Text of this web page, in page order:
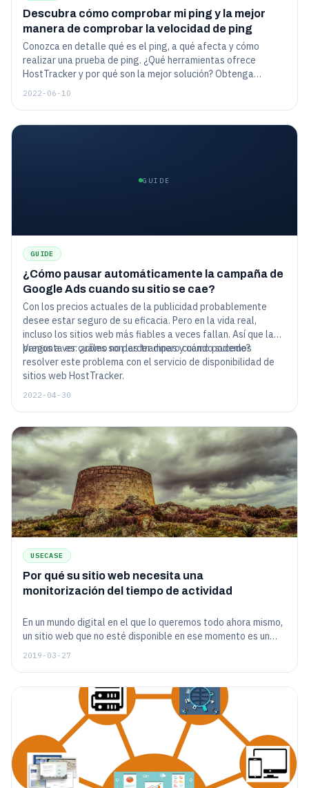
Descubra cómo comprobar mi ping y la mejor
manera de comprobar la velocidad de ping
Conozca en detalle qué es el ping, a qué afecta y cómo
realizar una prueba de ping. ¿Qué herramientas ofrece
HostTracker y por qué son la mejor solución? Obtenga
instrucciones detalladas sobre cómo configurar IP ping tet o
2022-06-10
GUIDE
GUIDE
¿Cómo pausar automáticamente la campaña de
Google Ads cuando su sitio se cae?
Con los precios actuales de la publicidad probablemente
desee estar seguro de su eficacia. Pero en la vida real,
incluso los sitios web más fiables a veces fallan. Así que la
pregunta es: ¿cómo no perder dinero cuando sucede?
Vamos a ver cuáles son las trampas y cómo podemos
resolver este problema con el servicio de disponibilidad de
sitios web HostTracker.
2022-04-30
USECASE
Por qué su sitio web necesita una
monitorización del tiempo de actividad
En un mundo digital en el que lo queremos todo ahora mismo,
un sitio web que no esté disponible en ese momento es un
sitio web al que probablemente no volveremos en el futuro.
Entonces, ¿cómo puede hacer un seguimiento de su sitio web
las 24 horas del día, los 7 días de la semana?
2019-03-27